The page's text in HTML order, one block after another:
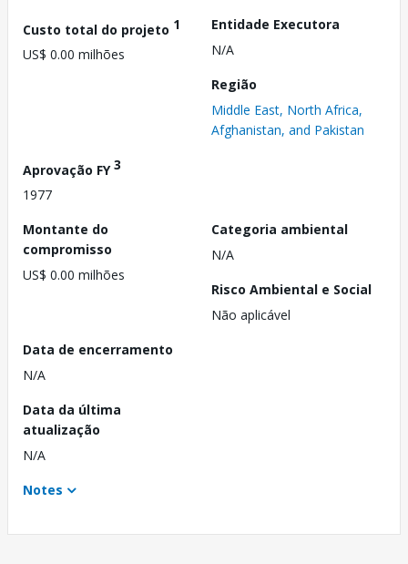
Custo total do projeto 1
US$ 0.00 milhões
Entidade Executora
N/A
Região
Middle East, North Africa,
Afghanistan, and Pakistan
Aprovação FY3
1977
Montante do
compromisso
US$ 0.00 milhões
Categoria ambiental
N/A
Risco Ambiental e Social
Não aplicável
Data de encerramento
N/A
Data da última
atualização
N/A
Notes